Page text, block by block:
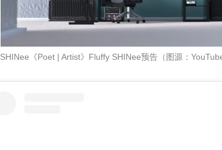
SHINee《Poet | Artist》Fluffy SHINee预告（图源：